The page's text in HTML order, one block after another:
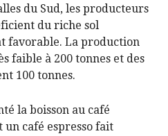
du Sud, les producteurs
du riche sol
favorable. La production
faible à 200 tonnes et des
100 tonnes.
la boisson au café
un café espresso fait